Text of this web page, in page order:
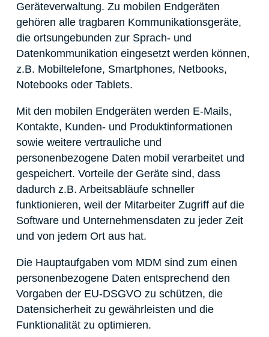
Geräteverwaltung. Zu mobilen Endgeräten
gehören alle tragbaren Kommunikationsgeräte,
die ortsungebunden zur Sprach- und
Datenkommunikation eingesetzt werden können,
z.B. Mobiltelefone, Smartphones, Netbooks,
Notebooks oder Tablets.
Mit den mobilen Endgeräten werden E-Mails,
Kontakte, Kunden- und Produktinformationen
sowie weitere vertrauliche und
personenbezogene Daten mobil verarbeitet und
gespeichert. Vorteile der Geräte sind, dass
dadurch z.B. Arbeitsabläufe schneller
funktionieren, weil der Mitarbeiter Zugriff auf die
Software und Unternehmensdaten zu jeder Zeit
und von jedem Ort aus hat.
Die Hauptaufgaben vom MDM sind zum einen
personenbezogene Daten entsprechend den
Vorgaben der EU-DSGVO zu schützen, die
Datensicherheit zu gewährleisten und die
Funktionalität zu optimieren.